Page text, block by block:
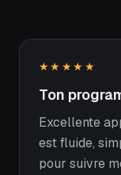
★★★★★
Ton
Excellente
est fluide,
pour suivre